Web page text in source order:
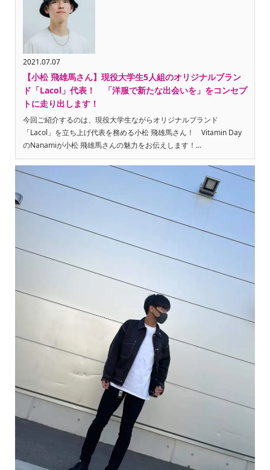
2021.07.07
【小松 飛雄馬さん】現役大学生5人組のオリジナルブラン
ド「Lacol」代表！ 「洋服で新たな出会いを」をコンセプ
トに走り出します！
今回ご紹介するのは、現役大学生ながらオリジナルブランド
「Lacol」を立ち上げ代表を務める小松 飛雄馬さん！ Vitamin Day
のNanamiが小松 飛雄馬さんの魅力をお伝えします！...